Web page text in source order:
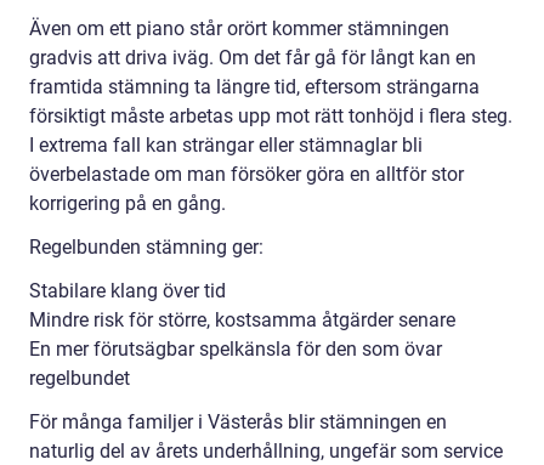
Även om ett piano står orört kommer stämningen
gradvis att driva iväg. Om det får gå för långt kan en
framtida stämning ta längre tid, eftersom strängarna
försiktigt måste arbetas upp mot rätt tonhöjd i flera steg.
I extrema fall kan strängar eller stämnaglar bli
överbelastade om man försöker göra en alltför stor
korrigering på en gång.
Regelbunden stämning ger:
Stabilare klang över tid
Mindre risk för större, kostsamma åtgärder senare
En mer förutsägbar spelkänsla för den som övar
regelbundet
För många familjer i Västerås blir stämningen en
naturlig del av årets underhållning, ungefär som service